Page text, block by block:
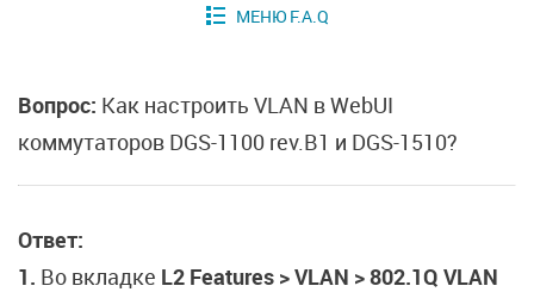
Вопрос: Как настроить VLAN в WebUI
коммутаторов DGS-1100 rev.B1 и DGS-1510?
Ответ:
1. Во вкладке L2 Features > VLAN > 802.1Q VLAN